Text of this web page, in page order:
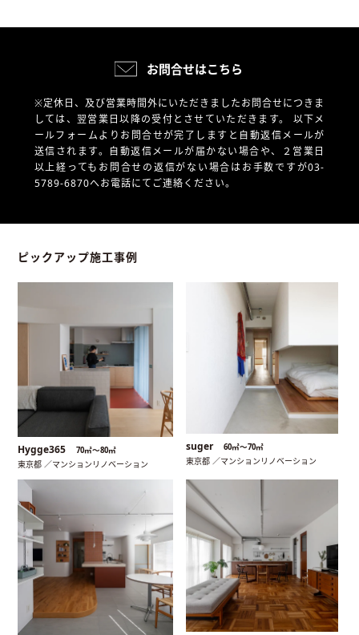
お問合せはこちら
※定休日、及び営業時間外にいただきましたお問合せにつきま
しては、翌営業日以降の受付とさせていただきます。 以下メ
ールフォームよりお問合せが完了しますと自動返信メールが
送信されます。自動返信メールが届かない場合や、
２営業日
以上経ってもお問合せの返信がない場合はお手数ですが03-
5789-6870へお電話にてご連絡ください。
ピックアップ施工事例
Hygge365 70㎡〜80㎡
東京都 ／マンションリノベーション
suger 60㎡〜70㎡
東京都 ／マンションリノベーション